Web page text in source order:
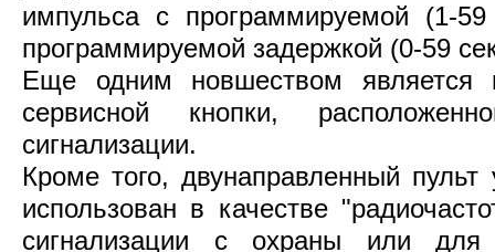
импульса с программируемой (1-
программируемой задержкой (0-59
Еще одним новшеством является
сервисной кнопки,
сигнализации.
Кроме того, двунаправленный
использован в качестве
сигнализации с охраны или для